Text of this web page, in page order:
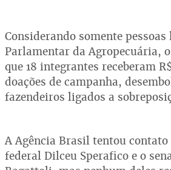
Considerando somente
Parlamentar da Agropecuária, o
que 18 integrantes receberam
doações de campanha,
fazendeiros ligados a
A Agência Brasil tentou
federal Dilceu Sperafico e o